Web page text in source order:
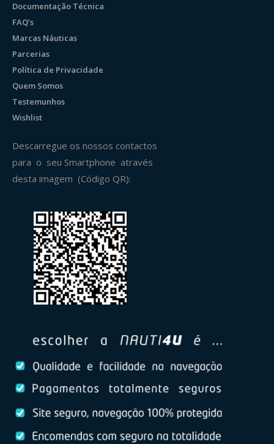
Documentação Técnica
FAQ’s
Marcas Náuticas
Parcerias
Política de Privacidade
Quem Somos
Testemunhos
Wishlist
Descarregue os nossos contactos
para o seu Smartphone através
desta imagem (Código QR):